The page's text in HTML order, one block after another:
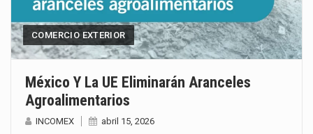
COMERCIO EXTERIOR
México Y La UE Eliminarán Aranceles
Agroalimentarios
INCOMEX abril 15, 2026